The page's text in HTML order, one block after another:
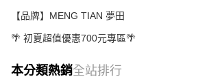
【品牌】MENG TIAN 夢田
🌴 初夏超值優惠700元專區🌴
本分類熱銷全站排行